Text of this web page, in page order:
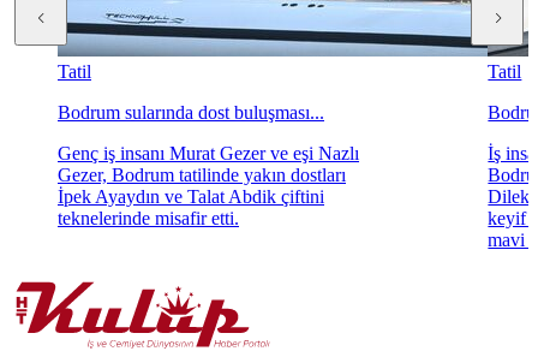
Tatil
Bodrum sularında dost buluşması...
Genç iş insanı Murat Gezer ve eşi Nazlı
Gezer, Bodrum tatilinde yakın dostları
İpek Ayaydın ve Talat Abdik çiftini
teknelerinde misafir etti.
Tatil
İş
Dilek
keyif
mavi